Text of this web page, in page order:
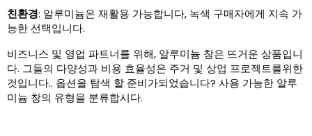
친환경: 알루미늄은 재활용 가능합니다, 녹색 구매자에게 지속 가
능한 선택입니다.
비즈니스 및 영업 파트너를 위해, 알루미늄 창은 뜨거운 상품입니
다. 그들의 다양성과 비용 효율성은 주거 및 상업 프로젝트를위한
것입니다.. 옵션을 탐색 할 준비가되었습니다? 사용 가능한 알루
미늄 창의 유형을 분류합시다.